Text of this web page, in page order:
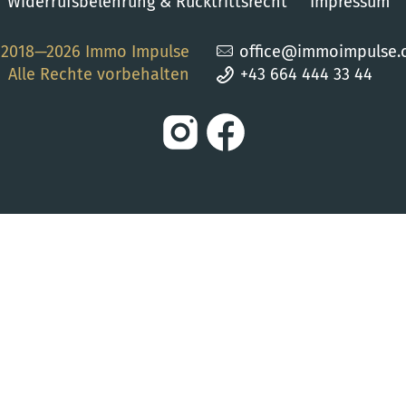
Immo Impulse
Alle Rechte vorbehalten
+43 664 444 33 44